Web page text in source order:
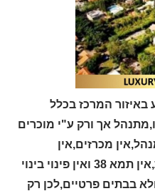
באיזור המרכז בכלל
אך ורק ע"י מוכרים
מכרזים,אין
קבלנים,אין התחדשות עירונית,אין תמא 38 ואין פינוי בינוי
בבתים פרטיים,לכן רק